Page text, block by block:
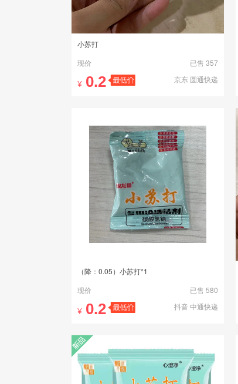
小苏打
现价
已售 357
¥ 0.2 京东 圆通快递
（降：0.05）小苏打*1
现价
已售 580
¥ 0.2 抖音 中通快递
新品